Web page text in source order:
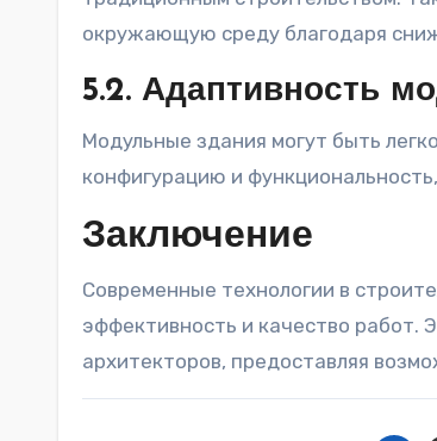
окружающую среду благодаря
5.2. Адаптивность
Модульные здания могут быть
конфигурацию и
Заключение
Современные технологии в
эффективность и качество работ.
архитекторов, предоставляя